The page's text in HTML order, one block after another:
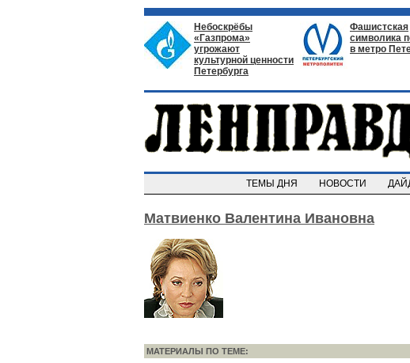
Небоскрёбы
«Газпрома»
угрожают
культурной ценности
Петербурга
Фашистская
символика
в метро
ТЕМЫ ДНЯ НОВОСТИ
Матвиенко Валентина Ивановна
МАТЕРИАЛЫ ПО ТЕМЕ: